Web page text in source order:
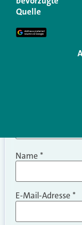
Erforderliche
Kommentar
Name *
E-Mail-Adresse *
Quelle